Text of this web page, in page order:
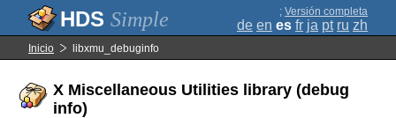
Simple ; Versión completa
de en es fr ja pt ru zh
Inicio libxmu_debuginfo
X Miscellaneous Utilities library (debug
info)